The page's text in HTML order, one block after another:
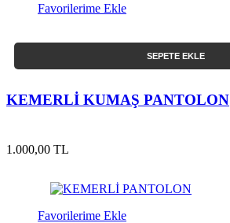
Favorilerime Ekle
SEPETE EKLE
KEMERLİ KUMAŞ PANTOLON
1.000,00 TL
Favorilerime Ekle